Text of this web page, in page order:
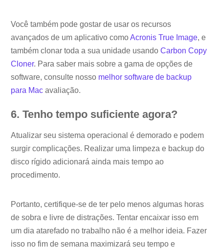
Você também pode gostar de usar os recursos
avançados de um aplicativo comoAcronis True Image, e
também clonar toda a sua unidade usandoCarbon Copy
Cloner. Para saber mais sobre a gama de opções de
software, consulte nosso melhor software de backup
para Mac avaliação.
6. Tenho tempo suficiente agora?
Atualizar seu sistema operacional é demorado e podem
surgir complicações. Realizar uma limpeza e backup do
disco rígido adicionará ainda mais tempo ao
procedimento.
Portanto, certifique-se de ter pelo menos algumas horas
de sobra e livre de distrações. Tentar encaixar isso em
um dia atarefado no trabalho não é a melhor ideia. Fazer
isso no fim de semana maximizará seu tempo e